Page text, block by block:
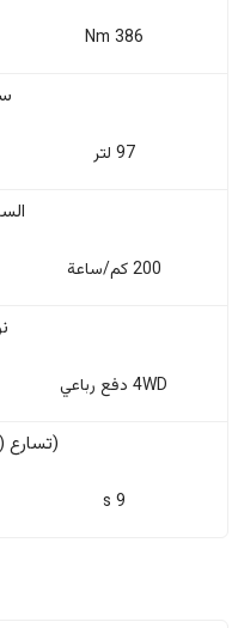
386 Nm
97 لتر
200 كم/ساعة
4WD دفع رباعي
(تسارع (0-100كم/ ساعة
9 s